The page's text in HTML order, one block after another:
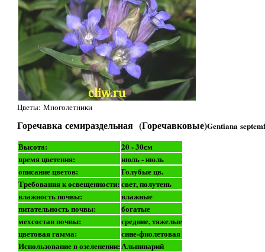
Цветы: Многолетники
Горечавка семираздельная (Горечавковые)Gentiana
Высота:
20 - 30см
время цветения:
июль - июль
описание цветов:
Голубые цв.
Требования к освещенности: свет, полутень
влажность почвы:
влажные
питательность почвы:
богатые
мехсостав почвы:
средние, тяжелые
цветовая гамма:
сине-фиолетовая
Использование в озеленении:Альпинарий